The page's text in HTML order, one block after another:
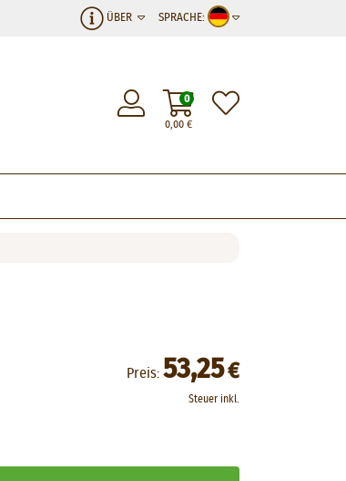
SPRACHE:
ÜBER
0,00€
0
Preis: 53,25€
Steuer inkl.